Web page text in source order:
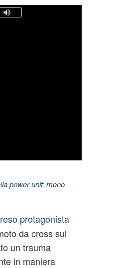
power unit: meno
protagonista
da cross sul
un trauma
in maniera